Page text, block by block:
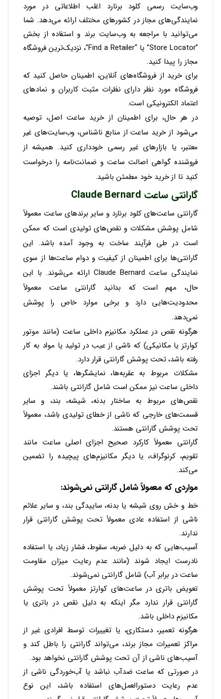
وب‌سایت رسمی کلود برنارد اغلب اطلاعاتی در مورد
نمایندگی‌های مجاز در کشورهای مختلف ارائه می‌دهد. شما
می‌توانید با مراجعه به وب‌سایت برند و استفاده از بخش
“Store Locator” یا “Find a Retailer”، نزدیک‌ترین فروشگاه
مجاز را پیدا کنید.
برای خرید از فروشگاه‌های آنلاین، اطمینان حاصل کنید که
فروشگاه مورد نظر دارای نظرات مثبت کاربران و نمادهای
اعتماد الکترونیکی است.
در هر حال، برای اطمینان از خرید ساعت اصل، توصیه
می‌شود از خرید ساعت از منابع ناشناس، وب‌سایت‌های غیر
معتبر، یا بازارهای غیر رسمی خودداری کنید. همیشه از
فروشنده گواهی اصالت ساعت و ضمانت‌نامه را درخواست
کنید تا از خرید خود مطمئن باشید.
گارانتی ساعت Claude Bernard
گارانتی ساعت‌های کلود برنارد و سایر برندهای ساعت معمولاً
شامل پوشش مشکلات و نقص‌های تولیدی است که ممکن
است در طی فرآیند ساخت به وجود آمده باشد. این
گارانتی‌ها برای اطمینان از کیفیت و دوام ساعت‌ها از سوی
نمایندگی ساعت Claude Bernard ارائه می‌شوند. با این
حال، مهم است که بدانید گارانتی ساعت معمولاً
محدودیت‌هایی دارد و برخی موارد خاص را پوشش
نمی‌دهد.
هرگونه نقص در عملکرد مکانیزم داخلی ساعت (مانند موتور
کوارتز یا مکانیکی) که ناشی از عیب در تولید یا مواد به کار
رفته باشد، تحت پوشش گارانتی قرار دارد.
مشکلات مربوط به عقربه‌ها، نمایشگرها، یا دیگر اجزای
داخلی ساعت نیز ممکن است شامل گارانتی باشند.
نقص‌های مربوط به ساختار بدنه، شیشه، بند، و سایر
قسمت‌های خارجی که ناشی از خطای تولیدی باشد، معمولاً
تحت پوشش گارانتی هستند.
گارانتی معمولاً کارکرد صحیح اجزای اصلی ساعت مانند
تقویم، کرنوگراف، یا دیگر مکانیزم‌های پیچیده را تضمین
می‌کند.
مواردی که معمولاً شامل گارانتی نمی‌شوند:
خط و خش روی شیشه یا بدنه، ساییدگی بند، و سایر علائم
ناشی از استفاده عادی معمولاً تحت پوشش گارانتی قرار
ندارند.
آسیب‌هایی که به دلیل ضربه، سقوط، فشار زیاد، یا استفاده
نادرست ایجاد شوند (مانند عدم رعایت میزان مقاومت
ساعت در برابر آب) شامل گارانتی نمی‌شوند.
تعویض باتری در ساعت‌های کوارتز معمولاً تحت پوشش
گارانتی قرار ندارد مگر اینکه به دلیل نقص در باتری یا
مکانیزم داخلی باشد.
هرگونه تعمیر، دستکاری، یا تغییرات توسط افرادی غیر از
مراکز تعمیرات مجاز برند، می‌تواند گارانتی را باطل کند و
آسیب‌های ناشی از آن تحت پوشش گارانتی نخواهد بود.
در صورتی که ساعت ضدآب نباشد یا آب‌خوردگی ناشی از
عدم رعایت دستورالعمل‌های استفاده باشد، این نوع